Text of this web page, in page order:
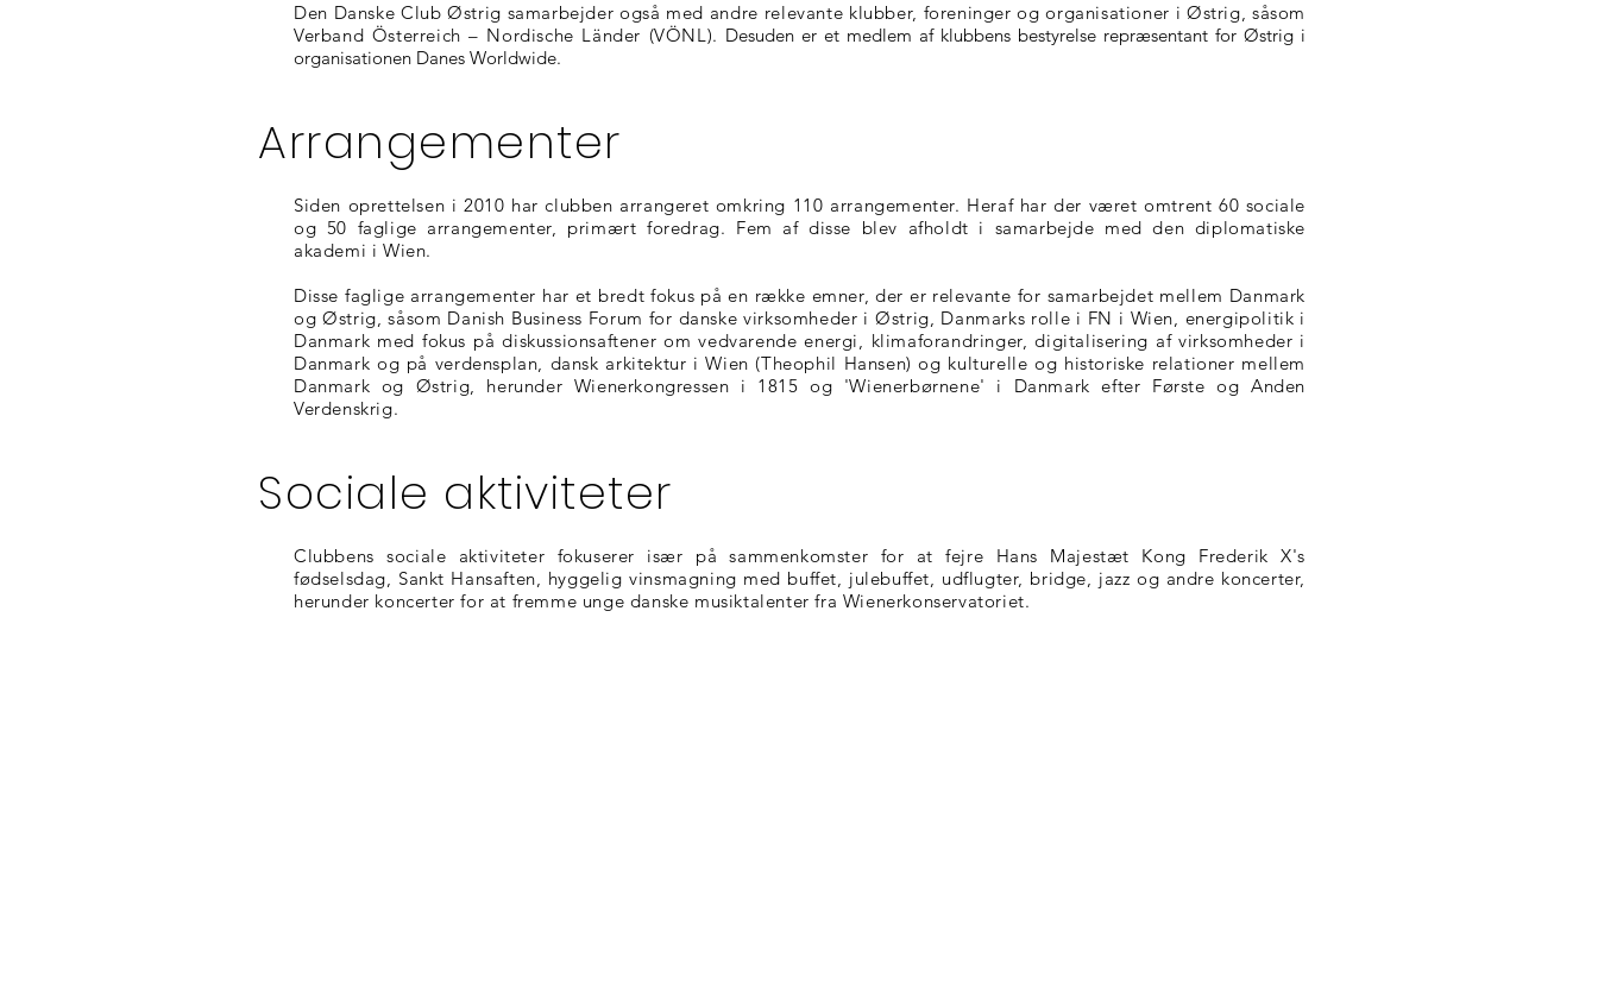
Den Danske Club Østrig samarbejder også med andre relevante klubber, foreninger og organisationer i Østrig, såsom
Verband Österreich – Nordische Länder (VÖNL). Desuden er et medlem af klubbens bestyrelse repræsentant for Østrig i
organisationen Danes Worldwide.
Arrangementer
Siden oprettelsen i 2010 har clubben arrangeret omkring 110 arrangementer. Heraf har der været omtrent 60 sociale
og 50 faglige arrangementer, primært foredrag. Fem af disse blev afholdt i samarbejde med den diplomatiske
akademi i Wien.
Disse faglige arrangementer har et bredt fokus på en række emner, der er relevante for samarbejdet mellem Danmark
og Østrig, såsom Danish Business Forum for danske virksomheder i Østrig, Danmarks rolle i FN i Wien, energipolitik i
Danmark med fokus på diskussionsaftener om vedvarende energi, klimaforandringer, digitalisering af virksomheder i
Danmark og på verdensplan, dansk arkitektur i Wien (Theophil Hansen) og kulturelle og historiske relationer mellem
Danmark og Østrig, herunder Wienerkongressen i 1815 og 'Wienerbørnene' i Danmark efter Første og Anden
Verdenskrig.
Sociale aktiviteter
Clubbens sociale aktiviteter fokuserer især på sammenkomster for at fejre Hans Majestæt Kong Frederik X's
fødselsdag, Sankt Hansaften, hyggelig vinsmagning med buffet, julebuffet, udflugter, bridge, jazz og andre koncerter,
herunder koncerter for at fremme unge danske musiktalenter fra Wienerkonservatoriet.